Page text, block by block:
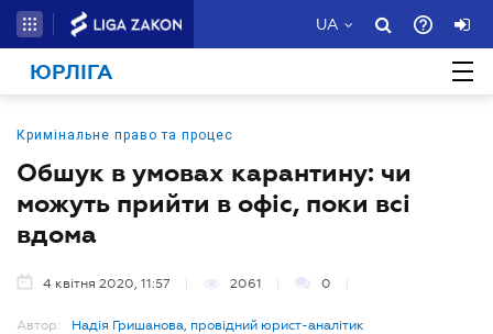
UA
ЮРЛІГА
Кримінальне право та процес
Обшук в умовах карантину: чи
можуть прийти в офіс, поки всі
вдома
4 квітня 2020, 11:57 2061 0
Автор: Надія Гришанова, провідний юрист-аналітик